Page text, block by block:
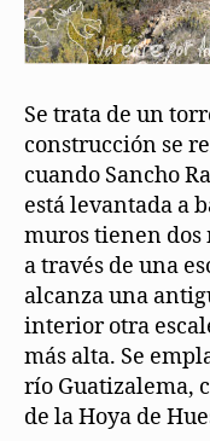
Se trata de un
construcción se
cuando Sancho
está levantada a
muros tienen dos
a través de una
alcanza una
interior otra
más alta. Se
río Guatizalema,
de la Hoya de